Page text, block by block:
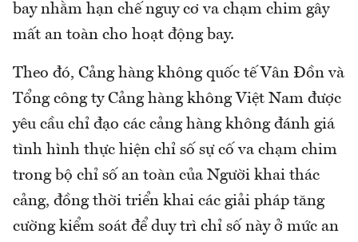
bay nhằm hạn chế nguy cơ va chạm chim gây
mất an toàn cho hoạt động bay.
Theo đó, Cảng hàng không quốc tế Vân Đồn và
Tổng công ty Cảng hàng không Việt Nam được
yêu cầu chỉ đạo các cảng hàng không đánh giá
tình hình thực hiện chỉ số sự cố va chạm chim
trong bộ chỉ số an toàn của Người khai thác
cảng, đồng thời triển khai các giải pháp tăng
cường kiểm soát để duy trì chỉ số này ở mức an